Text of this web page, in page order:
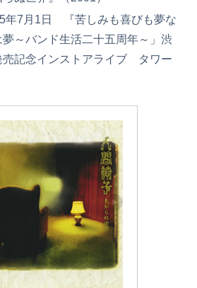
年7月1日 『苦しみも喜びも夢な
～バンド生活二十五周年～」渋
売記念インストアライブ タワー